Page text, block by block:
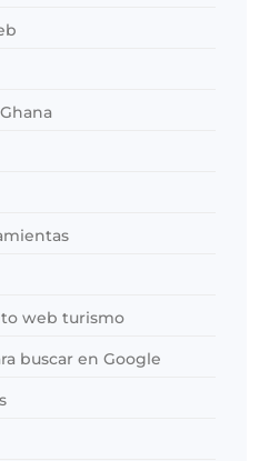
web turismo
buscar en Google